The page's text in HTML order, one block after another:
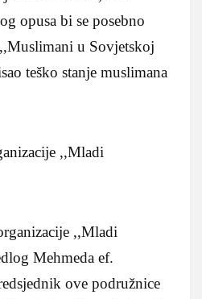
opusa bi se posebno
u Sovjetskoj
teško stanje muslimana
,,Mladi
,,Mladi
Mehmeda ef.
ove podružnice